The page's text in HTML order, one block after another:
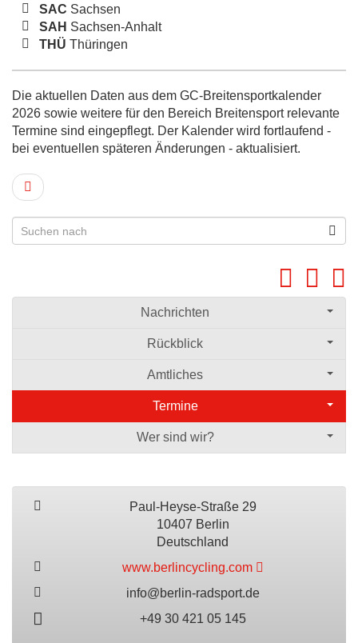
SAC Sachsen
SAH Sachsen-Anhalt
THÜ Thüringen
Die aktuellen Daten aus dem GC-Breitensportkalender
2026 sowie weitere für den Bereich Breitensport relevante
Termine sind eingepflegt. Der Kalender wird fortlaufend -
bei eventuellen späteren Änderungen - aktualisiert.
Nachrichten
Rückblick
Amtliches
Termine
Wer sind wir?
Paul-Heyse-Straße 29
10407 Berlin
Deutschland
www.berlincycling.com
info@berlin-radsport.de
+49 30 421 05 145